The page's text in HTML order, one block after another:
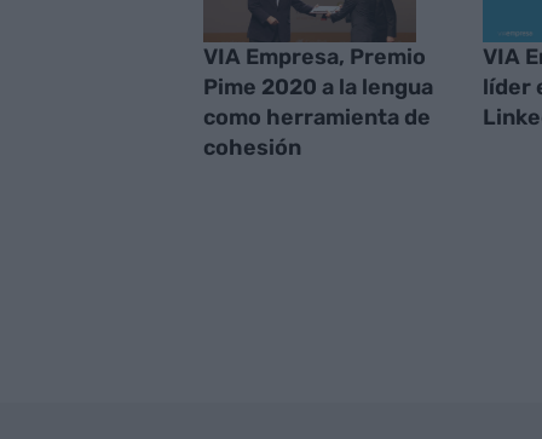
VIA Empresa, Premio
Pime 2020 a la lengua
como herramienta de
cohesión
VIA
líder